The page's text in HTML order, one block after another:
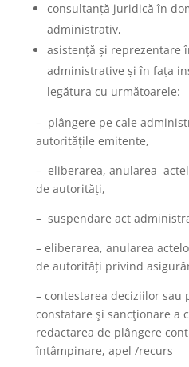
consultanță juridică în
administrativ,
asistență și reprezentare
administrative și în fața
legătura cu următoarele:
– plângere pe cale
autoritățile emitente,
– eliberarea, anularea
de autorități,
– suspendare act
– eliberarea, anularea
de autorități privind
– contestarea deciziilor sau
constatare şi sancţionare a
redactarea de plângere
întâmpinare, apel /recurs